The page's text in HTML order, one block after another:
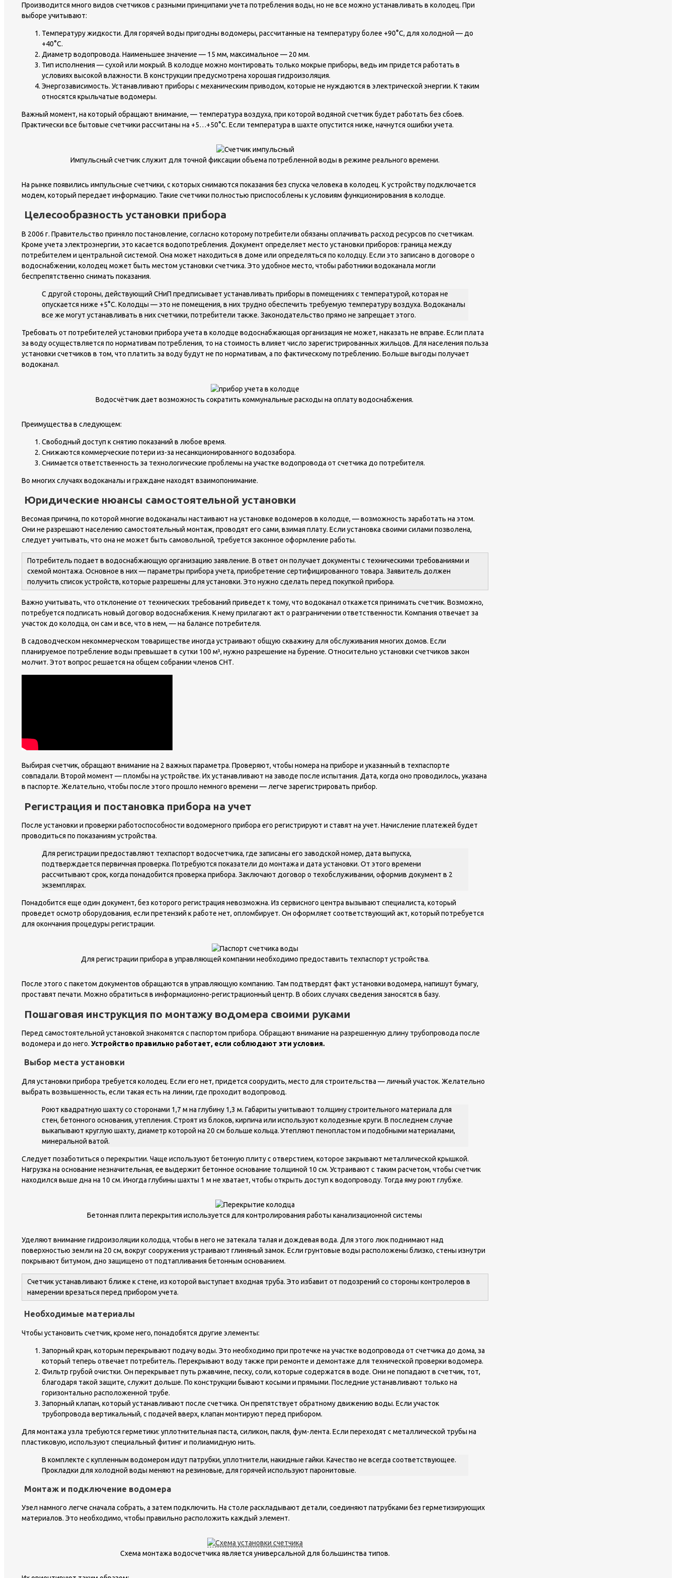
Производится много видов счетчиков с разными принципами учета потребления воды, но не все можно устанавливать в колодец. При
выборе учитывают:
Температуру жидкости. Для горячей воды пригодны водомеры, рассчитанные на температуру более +90°С, для холодной — до
+40°С.
Диаметр водопровода. Наименьшее значение — 15 мм, максимальное — 20 мм.
Тип исполнения — сухой или мокрый. В колодце можно монтировать только мокрые приборы, ведь им придется работать в
условиях высокой влажности. В конструкции предусмотрена хорошая гидроизоляция.
Энергозависимость. Устанавливают приборы с механическим приводом, которые не нуждаются в электрической энергии. К таким
относятся крыльчатые водомеры.
Важный момент, на который обращают внимание, — температура воздуха, при которой водяной счетчик будет работать без сбоев.
Практически все бытовые счетчики рассчитаны на +5…+50°С. Если температура в шахте опустится ниже, начнутся ошибки учета.
Импульсный счетчик служит для точной фиксации объема потребленной воды в режиме реального времени.
На рынке появились импульсные счетчики, с которых снимаются показания без спуска человека в колодец. К устройству подключается
модем, который передает информацию. Такие счетчики полностью приспособлены к условиям функционирования в колодце.
Целесообразность установки прибора
В 2006 г. Правительство приняло постановление, согласно которому потребители обязаны оплачивать расход ресурсов по счетчикам.
Кроме учета электроэнергии, это касается водопотребления. Документ определяет место установки приборов: граница между
потребителем и центральной системой. Она может находиться в доме или определяться по колодцу. Если это записано в договоре о
водоснабжении, колодец может быть местом установки счетчика. Это удобное место, чтобы работники водоканала могли
беспрепятственно снимать показания.
С другой стороны, действующий СНиП предписывает устанавливать приборы в помещениях с температурой, которая не
опускается ниже +5°С. Колодцы — это не помещения, в них трудно обеспечить требуемую температуру воздуха. Водоканалы
все же могут устанавливать в них счетчики, потребители также. Законодательство прямо не запрещает этого.
Требовать от потребителей установки прибора учета в колодце водоснабжающая организация не может, наказать не вправе. Если плата
за воду осуществляется по нормативам потребления, то на стоимость влияет число зарегистрированных жильцов. Для населения польза
установки счетчиков в том, что платить за воду будут не по нормативам, а по фактическому потреблению. Больше выгоды получает
водоканал.
Водосчётчик дает возможность сократить коммунальные расходы на оплату водоснабжения.
Преимущества в следующем:
Свободный доступ к снятию показаний в любое время.
Снижаются коммерческие потери из-за несанкционированного водозабора.
Снимается ответственность за технологические проблемы на участке водопровода от счетчика до потребителя.
Во многих случаях водоканалы и граждане находят взаимопонимание.
Юридические нюансы самостоятельной установки
Весомая причина, по которой многие водоканалы настаивают на установке водомеров в колодце, — возможность заработать на этом.
Они не разрешают населению самостоятельный монтаж, проводят его сами, взимая плату. Если установка своими силами позволена,
следует учитывать, что она не может быть самовольной, требуется законное оформление работы.
Потребитель подает в водоснабжающую организацию заявление. В ответ он получает документы с техническими требованиями и
схемой монтажа. Основное в них — параметры прибора учета, приобретение сертифицированного товара. Заявитель должен
получить список устройств, которые разрешены для установки. Это нужно сделать перед покупкой прибора.
Важно учитывать, что отклонение от технических требований приведет к тому, что водоканал откажется принимать счетчик. Возможно,
потребуется подписать новый договор водоснабжения. К нему прилагают акт о разграничении ответственности. Компания отвечает за
участок до колодца, он сам и все, что в нем, — на балансе потребителя.
В садоводческом некоммерческом товариществе иногда устраивают общую скважину для обслуживания многих домов. Если
планируемое потребление воды превышает в сутки 100 м³, нужно разрешение на бурение. Относительно установки счетчиков закон
молчит. Этот вопрос решается на общем собрании членов СНТ.
Выбирая счетчик, обращают внимание на 2 важных параметра. Проверяют, чтобы номера на приборе и указанный в техпаспорте
совпадали. Второй момент — пломбы на устройстве. Их устанавливают на заводе после испытания. Дата, когда оно проводилось, указана
в паспорте. Желательно, чтобы после этого прошло немного времени — легче зарегистрировать прибор.
Регистрация и постановка прибора на учет
После установки и проверки работоспособности водомерного прибора его регистрируют и ставят на учет. Начисление платежей будет
проводиться по показаниям устройства.
Для регистрации предоставляют техпаспорт водосчетчика, где записаны его заводской номер, дата выпуска,
подтверждается первичная проверка. Потребуются показатели до монтажа и дата установки. От этого времени
рассчитывают срок, когда понадобится проверка прибора. Заключают договор о техобслуживании, оформив документ в 2
экземплярах.
Понадобится еще один документ, без которого регистрация невозможна. Из сервисного центра вызывают специалиста, который
проведет осмотр оборудования, если претензий к работе нет, опломбирует. Он оформляет соответствующий акт, который потребуется
для окончания процедуры регистрации.
Для регистрации прибора в управляющей компании необходимо предоставить техпаспорт устройства.
После этого с пакетом документов обращаются в управляющую компанию. Там подтвердят факт установки водомера, напишут бумагу,
проставят печати. Можно обратиться в информационно-регистрационный центр. В обоих случаях сведения заносятся в базу.
Пошаговая инструкция по монтажу водомера своими руками
Перед самостоятельной установкой знакомятся с паспортом прибора. Обращают внимание на разрешенную длину трубопровода после
водомера и до него. Устройство правильно работает, если соблюдают эти условия.
Выбор места установки
Для установки прибора требуется колодец. Если его нет, придется соорудить, место для строительства — личный участок. Желательно
выбрать возвышенность, если такая есть на линии, где проходит водопровод.
Роют квадратную шахту со сторонами 1,7 м на глубину 1,3 м. Габариты учитывают толщину строительного материала для
стен, бетонного основания, утепления. Строят из блоков, кирпича или используют колодезные круги. В последнем случае
выкапывают круглую шахту, диаметр которой на 20 см больше кольца. Утепляют пенопластом и подобными материалами,
минеральной ватой.
Следует позаботиться о перекрытии. Чаще используют бетонную плиту с отверстием, которое закрывают металлической крышкой.
Нагрузка на основание незначительная, ее выдержит бетонное основание толщиной 10 см. Устраивают с таким расчетом, чтобы счетчик
находился выше дна на 10 см. Иногда глубины шахты 1 м не хватает, чтобы открыть доступ к водопроводу. Тогда яму роют глубже.
Бетонная плита перекрытия используется для контролирования работы канализационной системы
Уделяют внимание гидроизоляции колодца, чтобы в него не затекала талая и дождевая вода. Для этого люк поднимают над
поверхностью земли на 20 см, вокруг сооружения устраивают глиняный замок. Если грунтовые воды расположены близко, стены изнутри
покрывают битумом, дно защищено от подтапливания бетонным основанием.
Счетчик устанавливают ближе к стене, из которой выступает входная труба. Это избавит от подозрений со стороны контролеров в
намерении врезаться перед прибором учета.
Необходимые материалы
Чтобы установить счетчик, кроме него, понадобятся другие элементы:
Запорный кран, которым перекрывают подачу воды. Это необходимо при протечке на участке водопровода от счетчика до дома, за
который теперь отвечает потребитель. Перекрывают воду также при ремонте и демонтаже для технической проверки водомера.
Фильтр грубой очистки. Он перекрывает путь ржавчине, песку, соли, которые содержатся в воде. Они не попадают в счетчик, тот,
благодаря такой защите, служит дольше. По конструкции бывают косыми и прямыми. Последние устанавливают только на
горизонтально расположенной трубе.
Запорный клапан, который устанавливают после счетчика. Он препятствует обратному движению воды. Если участок
трубопровода вертикальный, с подачей вверх, клапан монтируют перед прибором.
Для монтажа узла требуются герметики: уплотнительная паста, силикон, пакля, фум-лента. Если переходят с металлической трубы на
пластиковую, используют специальный фитинг и полиамидную нить.
В комплекте с купленным водомером идут патрубки, уплотнители, накидные гайки. Качество не всегда соответствующее.
Прокладки для холодной воды меняют на резиновые, для горячей используют паронитовые.
Монтаж и подключение водомера
Узел намного легче сначала собрать, а затем подключить. На столе раскладывают детали, соединяют патрубками без герметизирующих
материалов. Это необходимо, чтобы правильно расположить каждый элемент.
Схема монтажа водосчетчика является универсальной для большинства типов.